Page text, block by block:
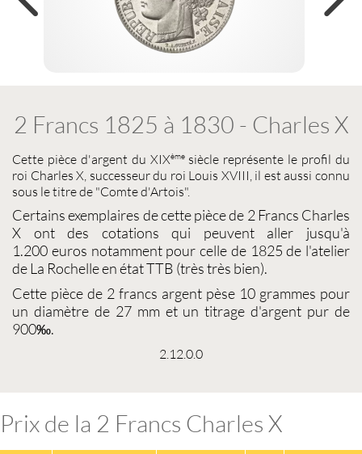
2 Francs 1825 à 1830 - Charles X
Cette pièce d'argent du XIXèmesiècle représente le profil du
roi Charles X, successeur du roi Louis XVIII, il est aussi connu
sous le titre de "Comte d'Artois".
Certains exemplaires de cettepièce de 2 Francs Charles
X ont des cotations qui peuvent aller jusqu'à
1.200 euros notamment pour celle de 1825 de l'atelier
de La Rochelle en état TTB (très très bien).
Cette pièce de 2 francs argent pèse 10 grammes pour
un diamètre de 27 mm et un titrage d'argent pur de
900‰.
2.12.0.0
Prix de la 2 Francs Charles X